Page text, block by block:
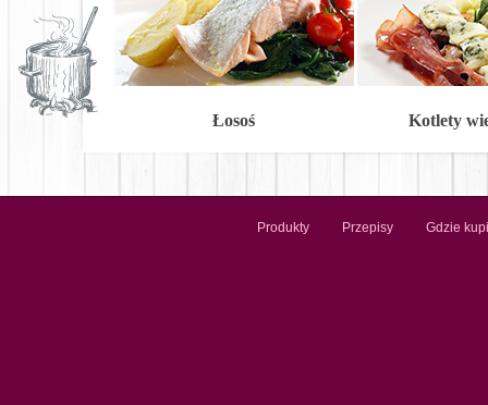
Łosoś Kotlety
Produkty Przepisy Gdzie